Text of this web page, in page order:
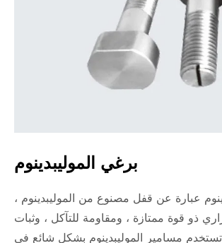
برغي الموليبدينوم
عبارة عن قفل مصنوع من الموليبدينوم ،
ذو قوة ممتازة ، ومقاومة للتآكل ، وثبات
مسامير الموليبدينوم بشكل شائع في